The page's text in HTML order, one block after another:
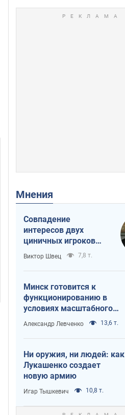
Мнения
Совпадение
интересов двух
циничных игроков
или тайный план
Трампа и Путина?
Виктор Швец 7,8 т.
Минск готовится к
функционированию в
условиях масштабного
военного кризиса
Александр Левченко 13,6 т.
Ни оружия, ни людей: как
Лукашенко создает
новую армию
Игар Тышкевич 10,8 т.